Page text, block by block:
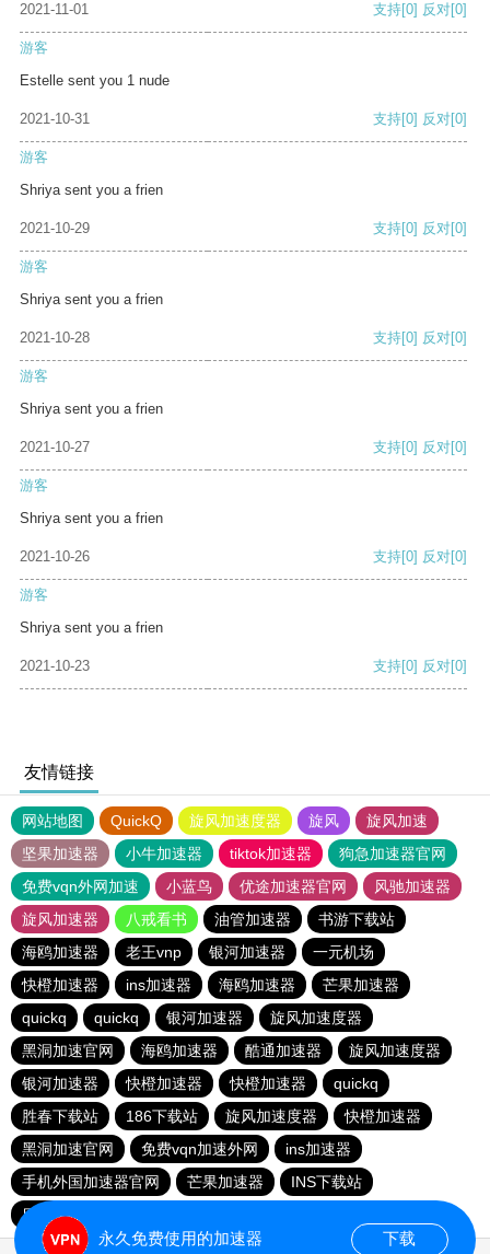
2021-11-01 支持[0] 反对[0]
游客
Estelle sent you 1 nude
2021-10-31 支持[0] 反对[0]
游客
Shriya sent you a frien
2021-10-29 支持[0] 反对[0]
游客
Shriya sent you a frien
2021-10-28 支持[0] 反对[0]
游客
Shriya sent you a frien
2021-10-27 支持[0] 反对[0]
游客
Shriya sent you a frien
2021-10-26 支持[0] 反对[0]
游客
Shriya sent you a frien
2021-10-23 支持[0] 反对[0]
友情链接
网站地图 QuickQ 旋风加速度器 旋风
旋风加速
坚果加速器
小牛加速器 tiktok加速器
狗急加速器官网
免费vqn外网加速
小蓝鸟 优途加速器官网
风驰加速器
旋风加速器
八戒看书 油管加速器
书游下载站
海鸥加速器
老王vnp 银河加速器
一元机场
快橙加速器
ins加速器 海鸥加速器
芒果加速器
quickq
quickq 银河加速器
旋风加速度器
黑洞加速官网
海鸥加速器 酷通加速器
旋风加速度器
银河加速器
快橙加速器 快橙加速器
quickq
胜春下载站
186下载站 旋风加速度器
快橙加速器
黑洞加速官网
免费vqn加速外网
ins加速器
手机外国加速器官网
芒果加速器
INS下载站
目标下载站
永久免费使用的加速器 下载